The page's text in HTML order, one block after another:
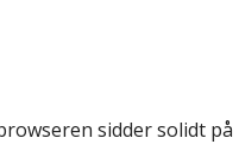
sidder solidt på